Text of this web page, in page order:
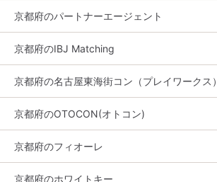
京都府のパートナーエージェント
京都府のIBJ Matching
京都府の名古屋東海街コン（プレイワークス）
京都府のOTOCON(オトコン)
京都府のフィオーレ
京都府のホワイトキー